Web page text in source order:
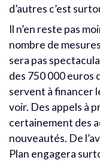
d’autres c’est
Il n’en reste pas
nombre de
sera pas
des 750 000 euros
servent à financer
voir. Des appels à
certainement des
nouveautés. De
Plan engagera